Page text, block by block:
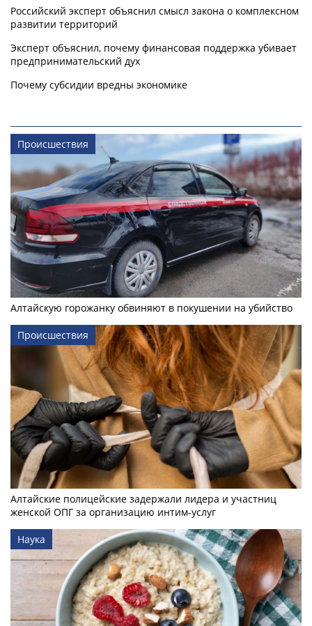
Российский эксперт объяснил смысл закона о комплексном
развитии территорий
Эксперт объяснил, почему финансовая поддержка убивает
предпринимательский дух
Почему субсидии вредны экономике
Происшествия
Алтайскую горожанку обвиняют в покушении на убийство
Происшествия
Алтайские полицейские задержали лидера и участниц
женской ОПГ за организацию интим-услуг
Наука